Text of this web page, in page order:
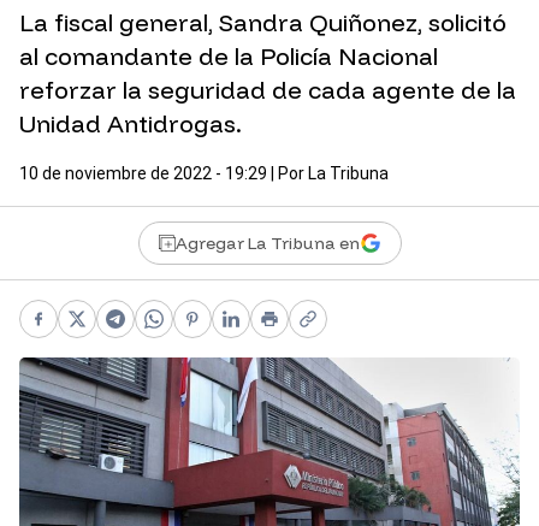
La fiscal general, Sandra Quiñonez, solicitó
al comandante de la Policía Nacional
reforzar la seguridad de cada agente de la
Unidad Antidrogas.
10 de noviembre de 2022 - 19:29 | Por La Tribuna
Agregar La Tribuna en
Facebook
X Telegram
WhatsApp
Pinterest
LinkedIn
PrintCopy link